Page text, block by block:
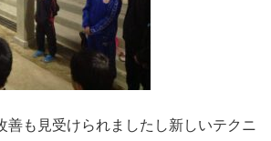
善も見受けられましたし新しいテクニ